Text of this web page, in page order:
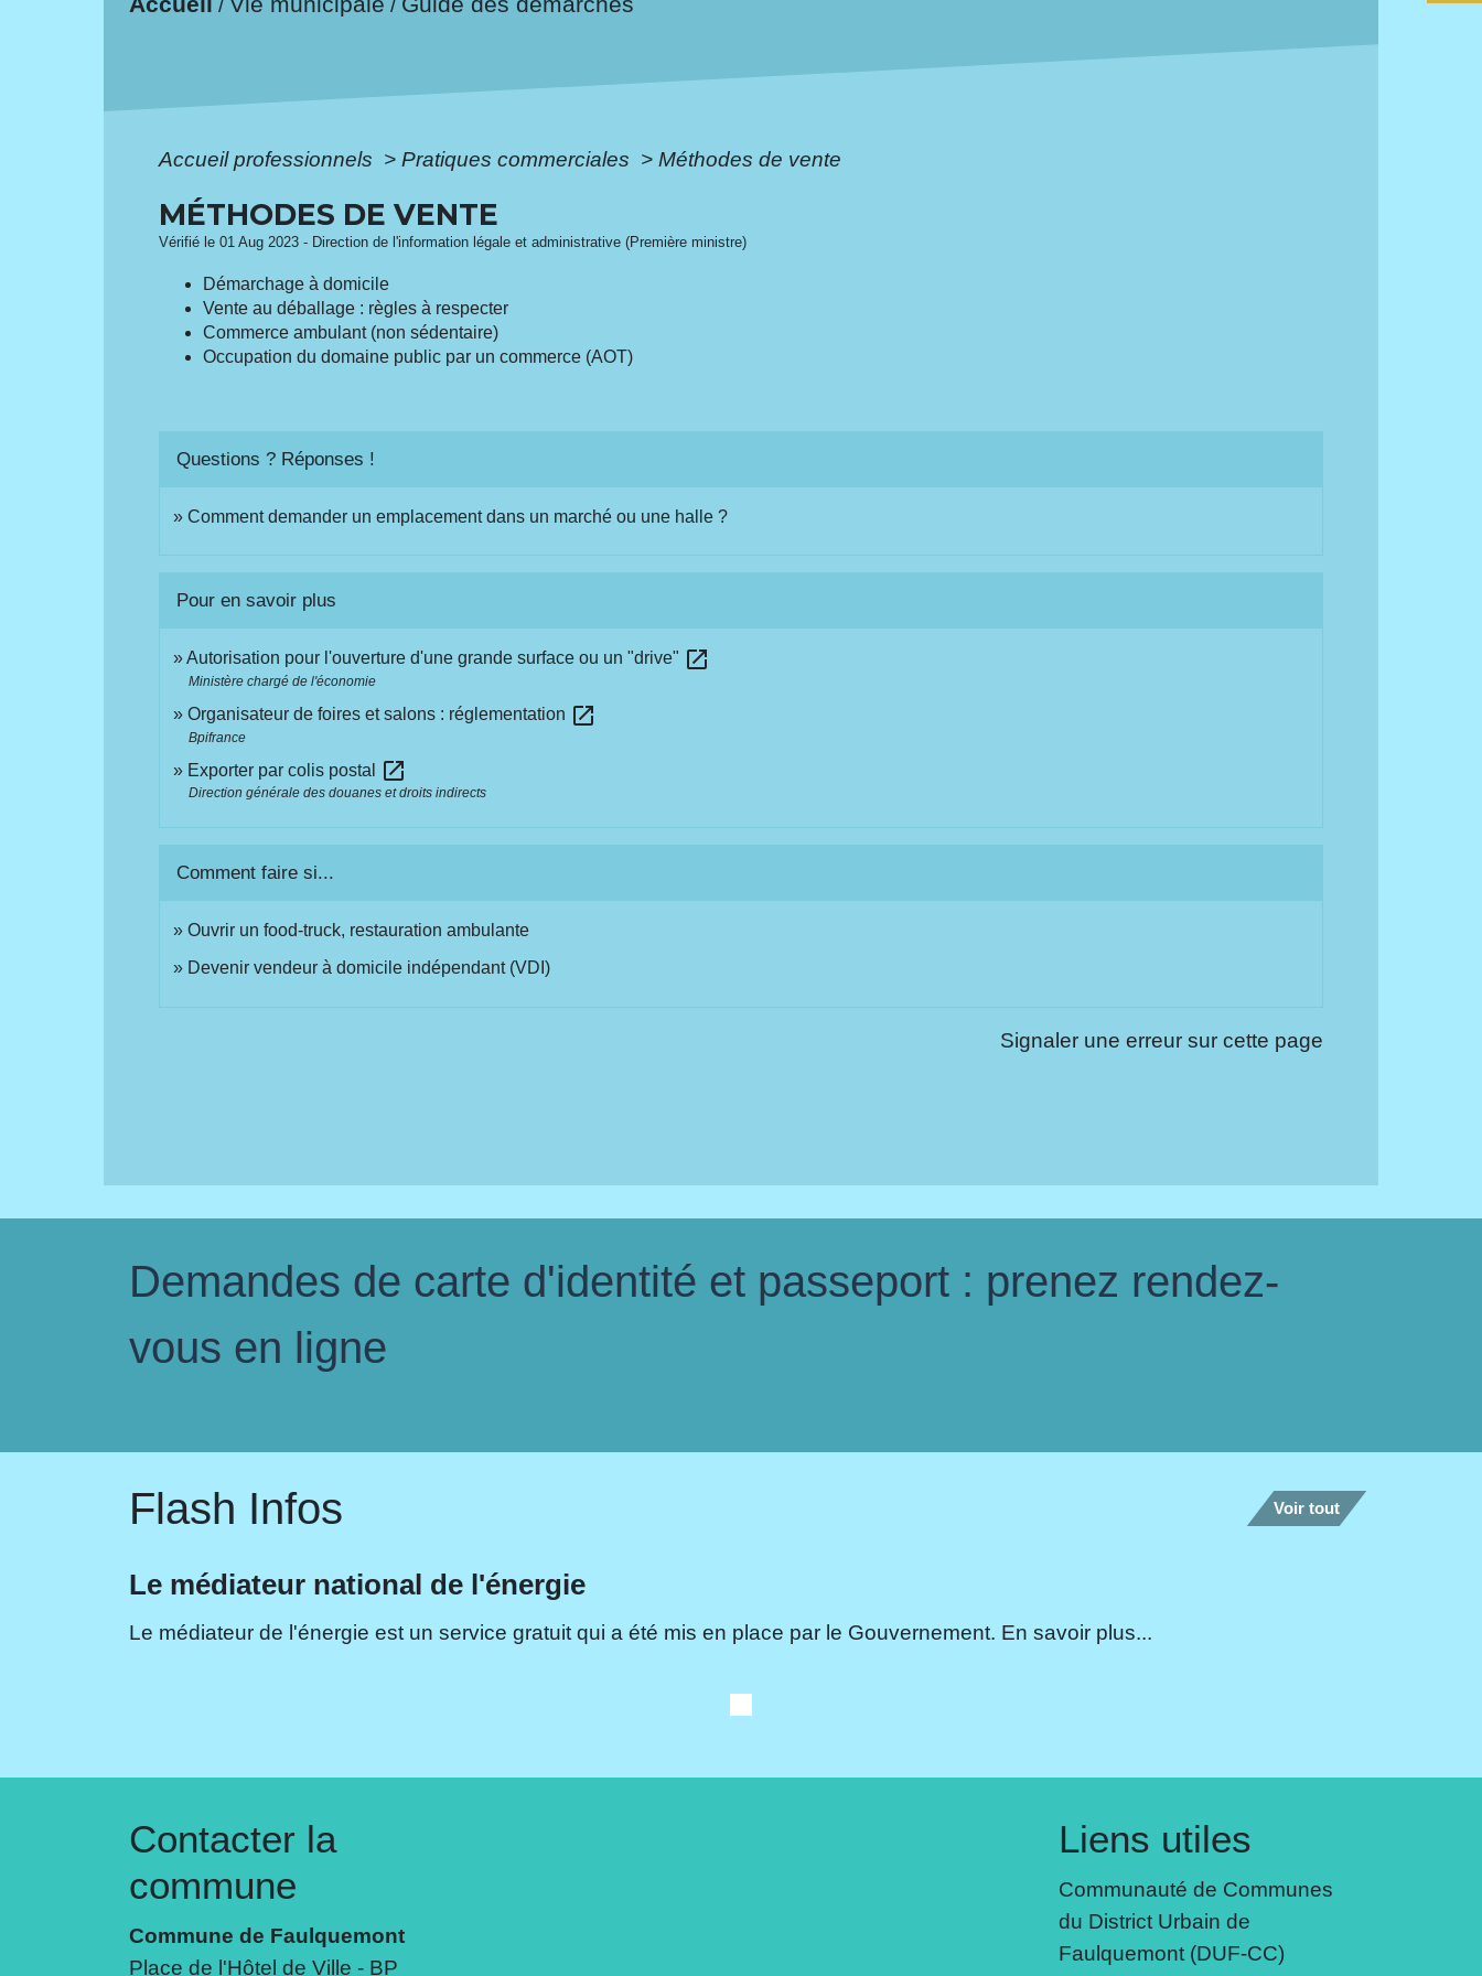
/ /
Accueil professionnels > Pratiques commerciales > Méthodes de vente
MÉTHODES DE VENTE
Vérifié le 01 Aug 2023 - Direction de l'information légale et administrative (Première ministre)
Démarchage à domicile
Vente au déballage : règles à respecter
Commerce ambulant (non sédentaire)
Occupation du domaine public par un commerce (AOT)
Questions ? Réponses !
Comment demander un emplacement dans un marché ou une halle ?
Pour en savoir plus
Autorisation pour l'ouverture d'une grande surface ou un "drive" open_in_new
Ministère chargé de l'économie
Organisateur de foires et salons : réglementation open_in_new
Bpifrance
Exporter par colis postal open_in_new
Direction générale des douanes et droits indirects
Comment faire si...
Ouvrir un food-truck, restauration ambulante
Devenir vendeur à domicile indépendant (VDI)
Signaler une erreur sur cette page
Demandes de carte d'identité et passeport : prenez rendez-
vous en ligne
Flash Infos Voir tout
Le médiateur national de l'énergie
Le médiateur de l'énergie est un service gratuit qui a été mis en place par le Gouvernement. En savoir plus...
Contacter la
commune
Commune de Faulquemont
Place de l'Hôtel de Ville - BP
Liens utiles
Communauté de Communes
du District Urbain de
Faulquemont (DUF-CC)